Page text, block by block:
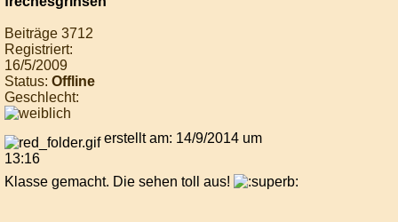
Beiträge 3712
Registriert:
16/5/2009
Status: Offline
Geschlecht:
erstellt am: 14/9/2014 um
13:16
Klasse gemacht. Die sehen toll aus!